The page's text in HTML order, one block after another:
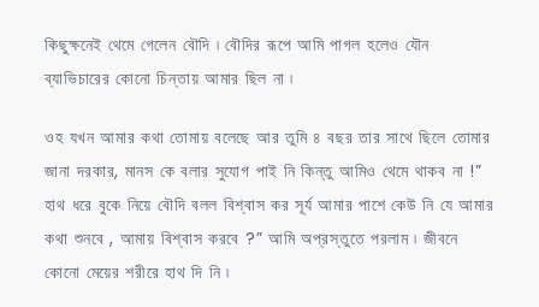
কিছুক্ষনেই থেমে গেলেন বৌদি ৷ বৌদির রূপে আমি পাগল হলেও যৌন
ব্যাভিচারের কোনো চিন্তায় আমার ছিল না ৷
ওহ যখন আমার কথা তোমায় বলেছে আর তুমি ৪ বছর তার সাথে ছিলে তোমার
জানা দরকার, মানস কে বলার সুযোগ পাই নি কিন্তু আমিও থেমে থাকব না !”
হাথ ধরে বুকে নিয়ে বৌদি বলল বিশ্বাস কর সূর্য আমার পাশে কেউ নি যে আমার
কথা শুনবে , আমায় বিশ্বাস করবে ?” আমি অপ্রস্তুতে পরলাম ৷ জীবনে
কোনো মেয়ের শরীরে হাথ দি নি ৷